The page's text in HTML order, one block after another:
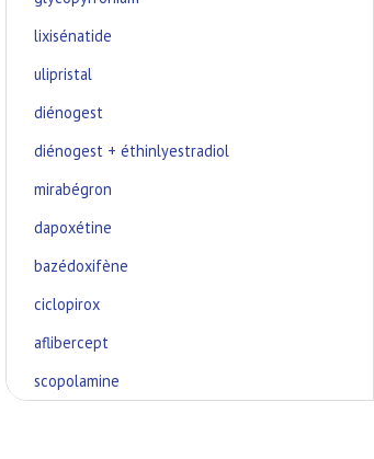
lixisénatide
ulipristal
diénogest
diénogest + éthinlyestradiol
mirabégron
dapoxétine
bazédoxifène
ciclopirox
aflibercept
scopolamine